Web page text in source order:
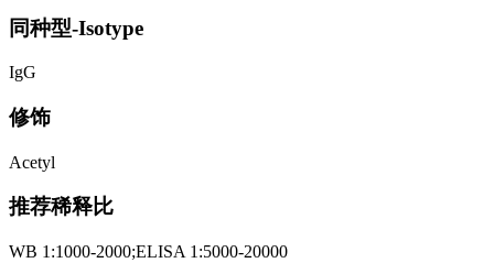
同种型-Isotype
IgG
修饰
Acetyl
推荐稀释比
WB 1:1000-2000;ELISA 1:5000-20000